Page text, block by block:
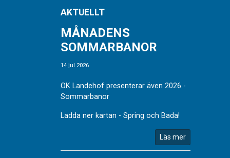
AKTUELLT
MÅNADENS
SOMMARBANOR
14 jul 2026
OK Landehof presenterar även 2026 -
Sommarbanor
Ladda ner kartan - Spring och Bada!
Läs mer